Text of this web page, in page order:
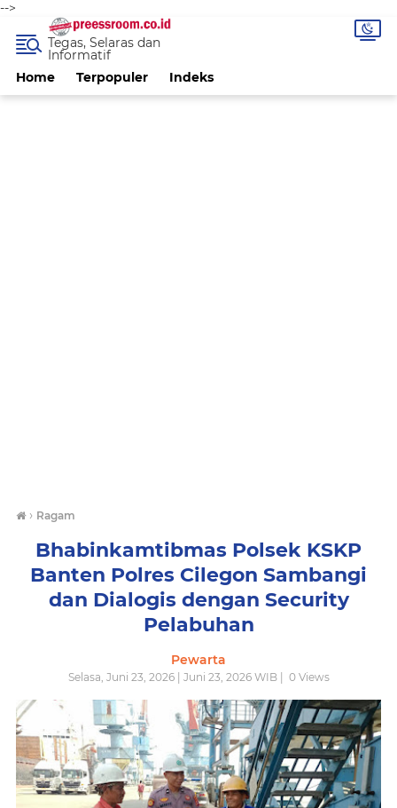
-->
Home Terpopuler Indeks
Tegas, Selaras dan
Informatif
› Ragam
Bhabinkamtibmas Polsek KSKP
Banten Polres Cilegon Sambangi
dan Dialogis dengan Security
Pelabuhan
Pewarta
Selasa, Juni 23, 2026 | Juni 23, 2026 WIB | 0Views